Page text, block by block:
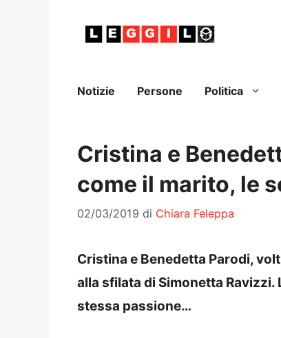
Notizie Persone Politica
Cristina e
come il marito, le
02/03/2019 di Chiara Feleppa
Cristina e Benedetta Parodi,
alla sfilata di Simonetta
stessa passione…